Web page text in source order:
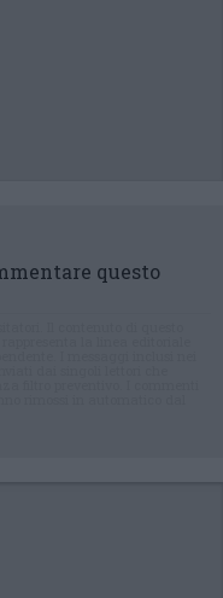
questo